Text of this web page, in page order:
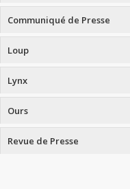
Communiqué de Presse
Loup
Lynx
Ours
Revue de Presse